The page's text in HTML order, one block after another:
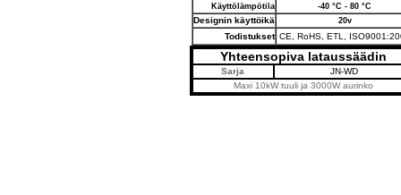
Käyttölämpötila
-40 °C - 80 °C
Designin käyttöikä 20v
Todistukset CE, RoHS, ETL,
Yhteensopiva lataussäädin
Sarja
JN-WD
Maxi 10kW tuuli ja 3000W aurinko